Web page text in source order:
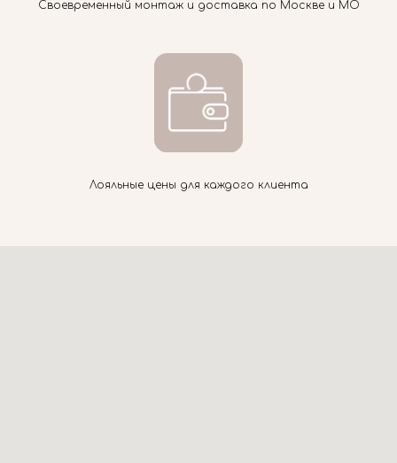
Своевременный монтаж и доставка по Москве и МО
Лояльные цены для каждого клиента